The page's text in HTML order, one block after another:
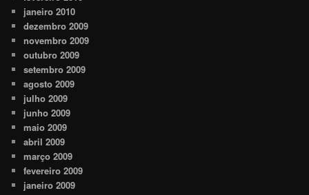
janeiro 2010
dezembro 2009
novembro 2009
outubro 2009
setembro 2009
agosto 2009
julho 2009
junho 2009
maio 2009
abril 2009
março 2009
fevereiro 2009
janeiro 2009